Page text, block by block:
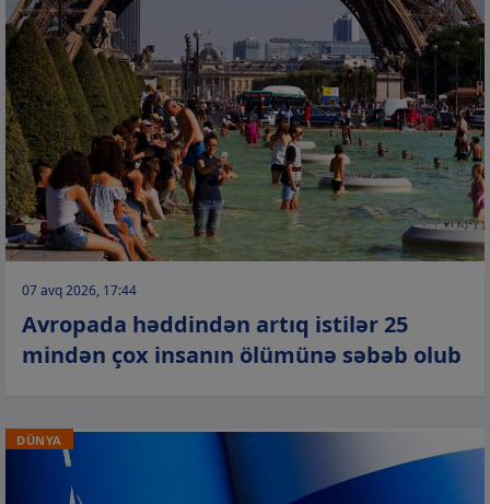
07 avq 2026, 17:44
Avropada həddindən artıq istilər 25
mindən çox insanın ölümünə səbəb olub
DÜNYA